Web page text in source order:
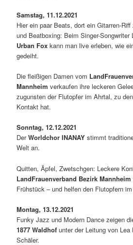
Samstag, 11.12.2021
Hier ein paar Beats, dort ein Gitarren-
und Beatboxing: Beim Singer-Songwriter
Urban Fox kann man live erleben, wie
gedeiht.
Die fleißigen Damen vom
Mannheim verkaufen ihre leckeren
zugunsten der Flutopfer im Ahrtal, zu
Kontakt hat.
Sonntag, 12.12.2021
DerWorldchor INANAY stimmt
Welt an.
Quitten, Äpfel, Zwetschgen: Leckere
LandFrauenverband Bezirk Mannheim
Frühstück – und helfen den Flutopfern
Montag, 13.12.2021
Funky Jazz und Modern Dance zeigen
1877 Waldhof unter der Leitung von
Schäler.